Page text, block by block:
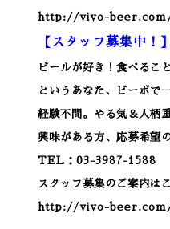
http://vivo-
【スタッフ募集中！】
ビールが好き！食べるこ
というあなた、ビーボで
経験不問。やる気＆人柄
興味がある方、応募希望
TEL：03-3987-1588
スタッフ募集のご案内は
http://vivo-